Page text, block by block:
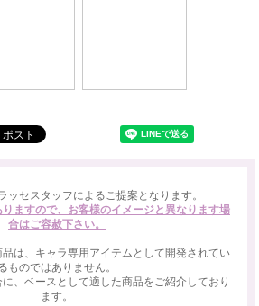
ッセスタッフによるご提案となります。
ますので、お客様のイメージと異なります場
合はご容赦下さい。
品は、キャラ専用アイテムとして開発されてい
ものではありません。
、ベースとして適した商品をご紹介しており
ます。